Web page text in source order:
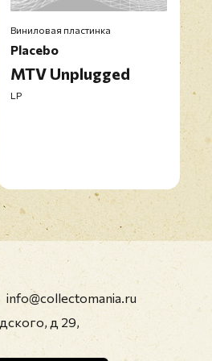
модерацию
Виниловая пластинка
Placebo
MTV Unplugged
LP
info@collectomania.ru
д 29,